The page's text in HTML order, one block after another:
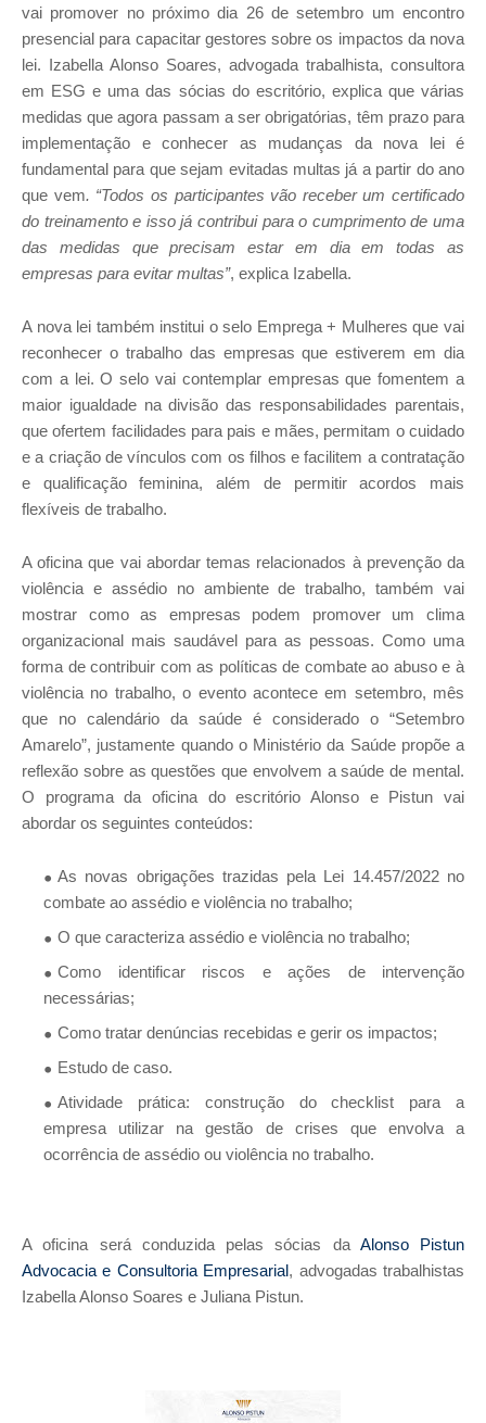
vai promover no próximo dia 26 de setembro um encontro
presencial para capacitar gestores sobre os impactos da nova
lei. Izabella Alonso Soares, advogada trabalhista, consultora
em ESG e uma das sócias do escritório, explica que várias
medidas que agora passam a ser obrigatórias, têm prazo para
implementação e conhecer as mudanças da nova lei é
fundamental para que sejam evitadas multas já a partir do ano
que vem. “Todos os participantes vão receber um certificado
do treinamento e isso já contribui para o cumprimento de uma
das medidas que precisam estar em dia em todas as
empresas para evitar multas”, explica Izabella.
A nova lei também institui o selo Emprega + Mulheres que vai
reconhecer o trabalho das empresas que estiverem em dia
com a lei. O selo vai contemplar empresas que fomentem a
maior igualdade na divisão das responsabilidades parentais,
que ofertem facilidades para pais e mães, permitam o cuidado
e a criação de vínculos com os filhos e facilitem a contratação
e qualificação feminina, além de permitir acordos mais
flexíveis de trabalho.
A oficina que vai abordar temas relacionados à prevenção da
violência e assédio no ambiente de trabalho, também vai
mostrar como as empresas podem promover um clima
organizacional mais saudável para as pessoas. Como uma
forma de contribuir com as políticas de combate ao abuso e à
violência no trabalho, o evento acontece em setembro, mês
que no calendário da saúde é considerado o “Setembro
Amarelo”, justamente quando o Ministério da Saúde propõe a
reflexão sobre as questões que envolvem a saúde de mental.
O programa da oficina do escritório Alonso e Pistun vai
abordar os seguintes conteúdos:
As novas obrigações trazidas pela Lei 14.457/2022 no
combate ao assédio e violência no trabalho;
O que caracteriza assédio e violência no trabalho;
Como identificar riscos e ações de intervenção
necessárias;
Como tratar denúncias recebidas e gerir os impactos;
Estudo de caso.
Atividade prática: construção do checklist para a
empresa utilizar na gestão de crises que envolva a
ocorrência de assédio ou violência no trabalho.
A oficina será conduzida pelas sócias da Alonso Pistun
Advocacia e Consultoria Empresarial , advogadas trabalhistas
Izabella Alonso Soares e Juliana Pistun.